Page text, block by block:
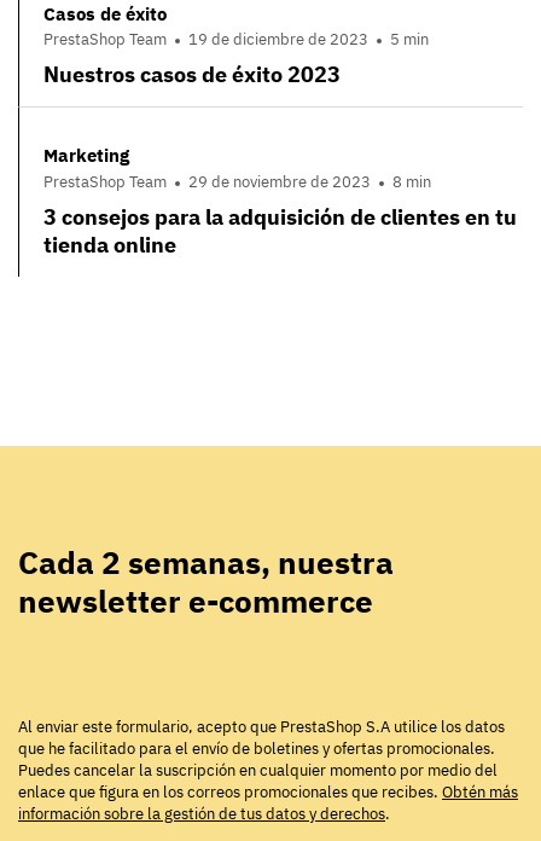
Casos de éxito
PrestaShop Team 19 de diciembre de 2023 5 min
Nuestros casos de éxito 2023
Marketing
PrestaShop Team 29 de noviembre de 2023 8 min
3 consejos para la adquisición de clientes en tu
tienda online
Cada 2 semanas, nuestra
newsletter e-commerce
Al enviar este formulario, acepto que PrestaShop S.A utilice los datos
que he facilitado para el envío de boletines y ofertas promocionales.
Puedes cancelar la suscripción en cualquier momento por medio del
enlace que figura en los correos promocionales que recibes. Obtén más
información sobre la gestión de tus datos y derechos.